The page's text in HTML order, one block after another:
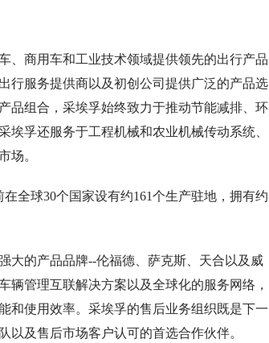
商用车和工业技术领域提供领先的出行产品
行服务提供商以及初创公司提供广泛的产品选
品组合，采埃孚始终致力于推动节能减排、环
孚还服务于工程机械和农业机械传动系统、
场。
全球30个国家设有约161个生产驻地，拥有约
的产品品牌--伦福德、萨克斯、天合以及威
管理互联解决方案以及全球化的服务网络，
和使用效率。采埃孚的售后业务组织既是下一
及售后市场客户认可的首选合作伙伴。